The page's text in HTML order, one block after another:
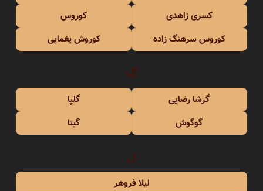
کسری زاهدی
کوروس
کوروس سرهنگ زاده
کوروش یغمایی
گ
گرشا رضایی
گلپا
گوگوش
گیتا
ل
لیلا فروهر